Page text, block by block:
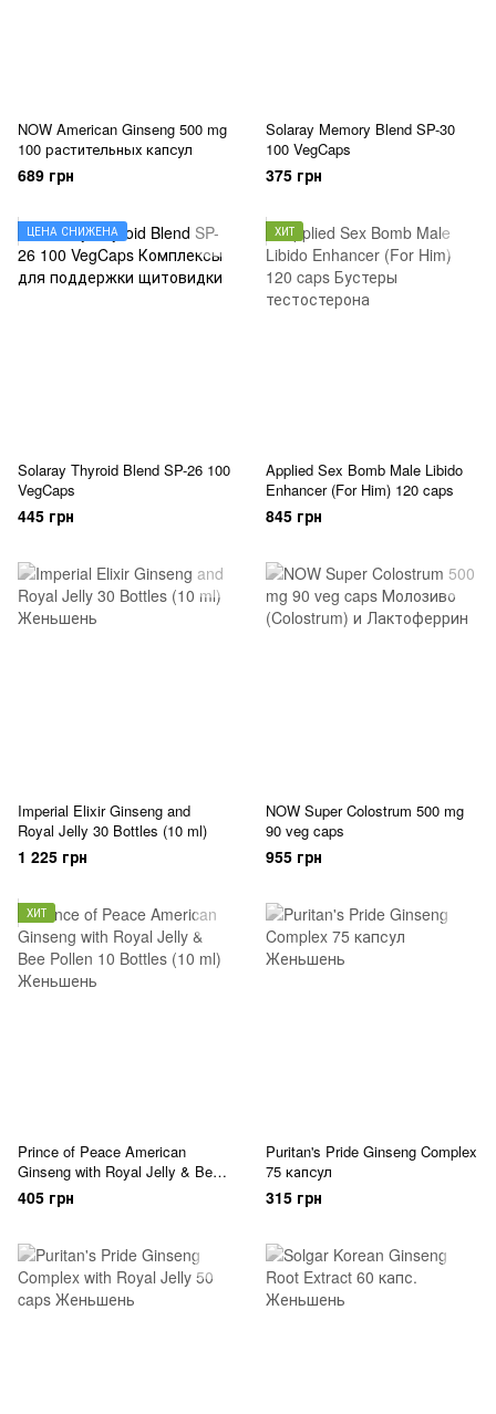
NOW American Ginseng 500 mg
100 растительных капсул
689 грн
Solaray Memory Blend SP-30
100 VegCaps
375 грн
ЦЕНА СНИЖЕНА
Solaray Thyroid Blend SP-26 100
VegCaps
445 грн
ХИТ
Applied Sex Bomb Male Libido
Enhancer (For Him) 120 caps
845 грн
Imperial Elixir Ginseng and
Royal Jelly 30 Bottles (10 ml)
1 225 грн
NOW Super Colostrum 500 mg
90 veg caps
955 грн
ХИТ
Prince of Peace American
Ginseng with Royal Jelly & Bee
Pollen 10 Bottles (10 ml)
405 грн
Puritan's Pride Ginseng Complex
75 капсул
315 грн